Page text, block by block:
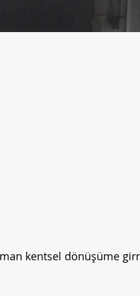
kentsel dönüşüme